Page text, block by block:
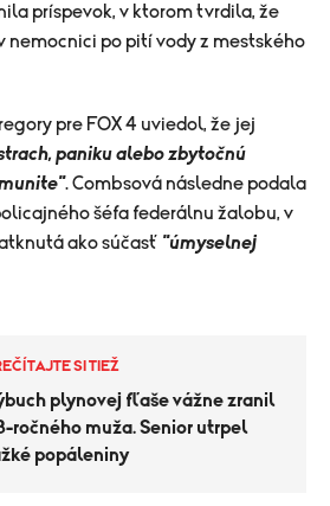
príspevok, v ktorom tvrdila, že
nemocnici po pití vody z mestského
pre FOX 4 uviedol, že jej
paniku alebo zbytočnú
. Combsová následne podala
šéfa federálnu žalobu, v
ako súčasť "úmyselnej
SI TIEŽ
plynovej fľaše vážne zranil
ročného muža. Senior utrpel
popáleniny